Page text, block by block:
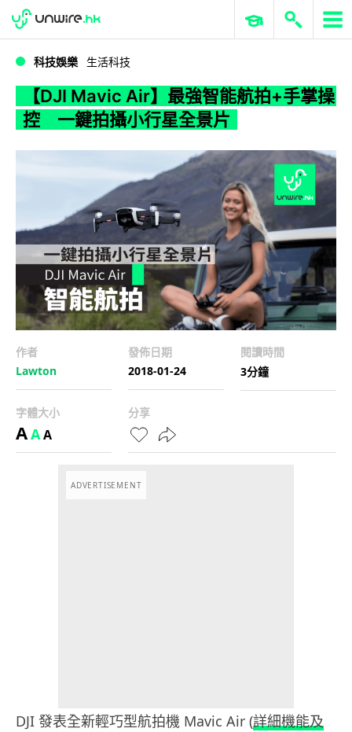
WWDC 2026 ERP 與商業 AI
科技娛樂 生活科技
【DJI Mavic Air】最強智能航拍+手掌操
控 一鍵拍攝小行星全景片
作者
Lawton
發佈日期
2018-01-24
閱讀時間
3分鐘
字體大小
AAA
分享
ADVERTISEMENT
DJI 發表全新輕巧型航拍機 Mavic Air (詳細機能及